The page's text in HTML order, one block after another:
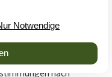
sind,
gelöscht oder
ab Vertragsschluss. Im
nach